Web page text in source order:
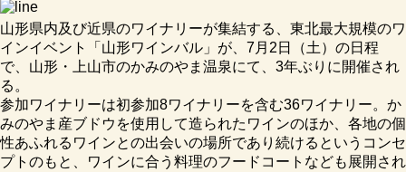
山形県内及び近県のワイナリーが集結する、東北最大規模のワ
インイベント「山形ワインバル」が、7月2日（土）の日程
で、山形・上山市のかみのやま温泉にて、3年ぶりに開催され
る。
参加ワイナリーは初参加8ワイナリーを含む36ワイナリー。か
みのやま産ブドウを使用して造られたワインのほか、各地の個
性あふれるワインとの出会いの場所であり続けるというコンセ
プトのもと、ワインに合う料理のフードコートなども展開され